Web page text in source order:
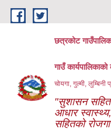
Skip to main content
छत्रकोट
गाउँ कार्यपालिकाको
चोयगा, गुल्मी, लुम्बिनी
"सुशासन
आधार स्वास्थ्य,
सहितको